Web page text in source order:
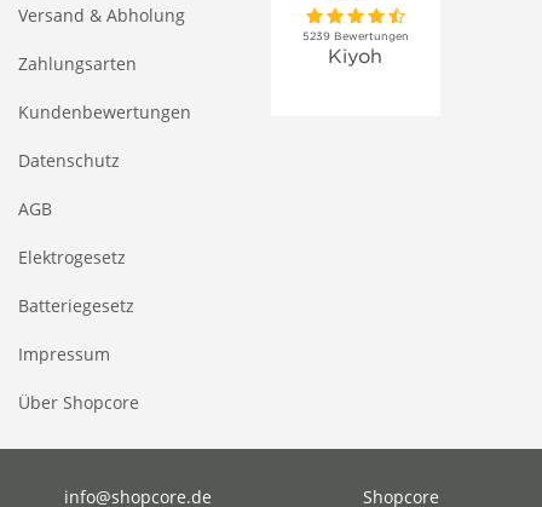
Versand & Abholung
Zahlungsarten
Kundenbewertungen
Datenschutz
AGB
Elektrogesetz
Batteriegesetz
Impressum
Über Shopcore
info@shopcore.de Shopcore